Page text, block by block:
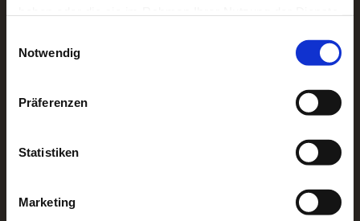
Notwendig
Präferenzen
Statistiken
Marketing
Archiv
Juli 2026
Meta
Anmelden
Eintrags-Feed